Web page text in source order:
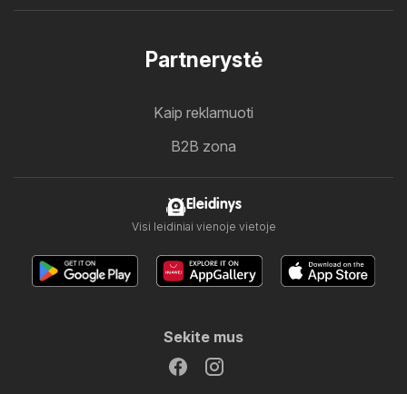
Partnerystė
Kaip reklamuoti
B2B zona
Eleidinys
Visi leidiniai vienoje vietoje
Sekite mus